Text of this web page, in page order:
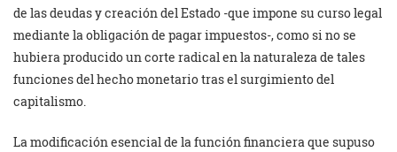
de las deudas y creación del Estado -que impone su curso legal
mediante la obligación de pagar impuestos-, como si no se
hubiera producido un corte radical en la naturaleza de tales
funciones del hecho monetario tras el surgimiento del
capitalismo.
La modificación esencial de la función financiera que supuso